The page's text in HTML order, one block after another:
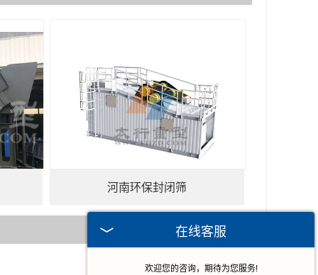
河南环保封闭筛
在线客服
欢迎您的咨询，期待为您服务!